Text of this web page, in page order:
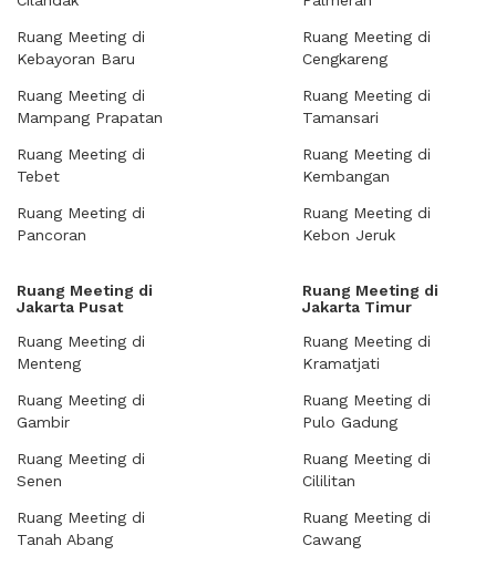
Ruang Meeting di
Kebayoran Baru
Ruang Meeting di
Mampang Prapatan
Ruang Meeting di
Tebet
Ruang Meeting di
Pancoran
Ruang Meeting di
Cengkareng
Ruang Meeting di
Tamansari
Ruang Meeting di
Kembangan
Ruang Meeting di
Kebon Jeruk
Ruang Meeting di
Jakarta Pusat
Ruang Meeting di
Menteng
Ruang Meeting di
Gambir
Ruang Meeting di
Senen
Ruang Meeting di
Tanah Abang
Ruang Meeting di
Jakarta Timur
Ruang Meeting di
Kramatjati
Ruang Meeting di
Pulo Gadung
Ruang Meeting di
Cililitan
Ruang Meeting di
Cawang